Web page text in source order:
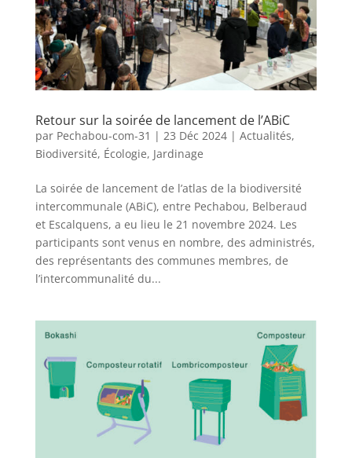
Retour sur la soirée de lancement de l’ABiC
par Pechabou-com-31 | 23 Déc 2024| Actualités,
Biodiversité, Écologie, Jardinage
La soirée de lancement de l’atlas de la biodiversité
intercommunale (ABiC), entre Pechabou, Belberaud
et Escalquens, a eu lieu le 21 novembre 2024. Les
participants sont venus en nombre, des administrés,
des représentants des communes membres, de
l’intercommunalité du...